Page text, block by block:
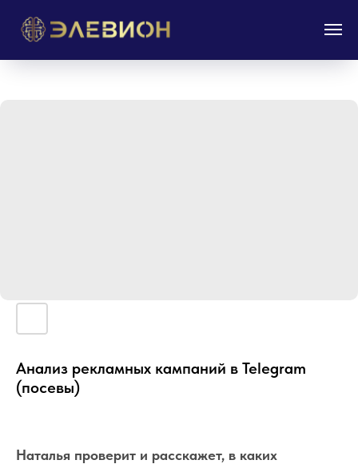
Анализ рекламных кампаний в Telegram
(посевы)
Наталья проверит и расскажет, в каких